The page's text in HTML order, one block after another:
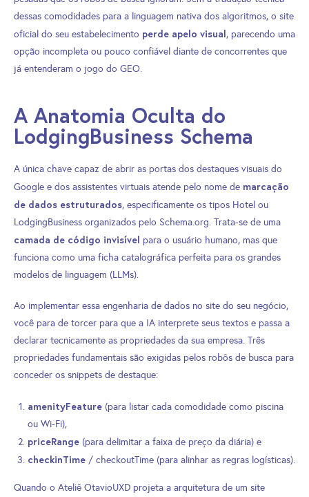
dessas comodidades para a linguagem nativa dos algoritmos, o site
oficial do seu estabelecimento perde apelo visual, parecendo uma
opção incompleta ou pouco confiável diante de concorrentes que
já entenderam o jogo do GEO.
A Anatomia Oculta do
LodgingBusiness Schema
A única chave capaz de abrir as portas dos destaques visuais do
Google e dos assistentes virtuais atende pelo nome de marcação
de dados estruturados, especificamente os tipos Hotel ou
LodgingBusiness organizados pelo Schema.org. Trata-se de uma
camada de código invisível para o usuário humano, mas que
funciona como uma ficha catalográfica perfeita para os grandes
modelos de linguagem (LLMs).
Ao implementar essa engenharia de dados no site do seu negócio,
você para de torcer para que a IA interprete seus textos e passa a
declarar tecnicamente as propriedades da sua empresa. Três
propriedades fundamentais são exigidas pelos robôs de busca para
conceder os snippets de destaque:
amenityFeature (para listar cada comodidade como piscina
ou Wi-Fi),
priceRange (para delimitar a faixa de preço da diária) e
checkinTime / checkoutTime (para alinhar as regras logísticas).
Quando o Ateliê OtavioUXD projeta a arquitetura de um site